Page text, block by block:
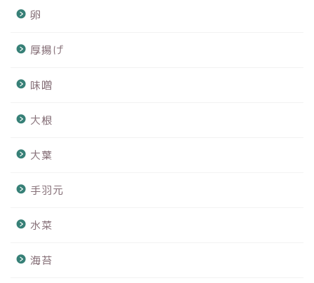
卵
厚揚げ
味噌
大根
大葉
手羽元
水菜
海苔